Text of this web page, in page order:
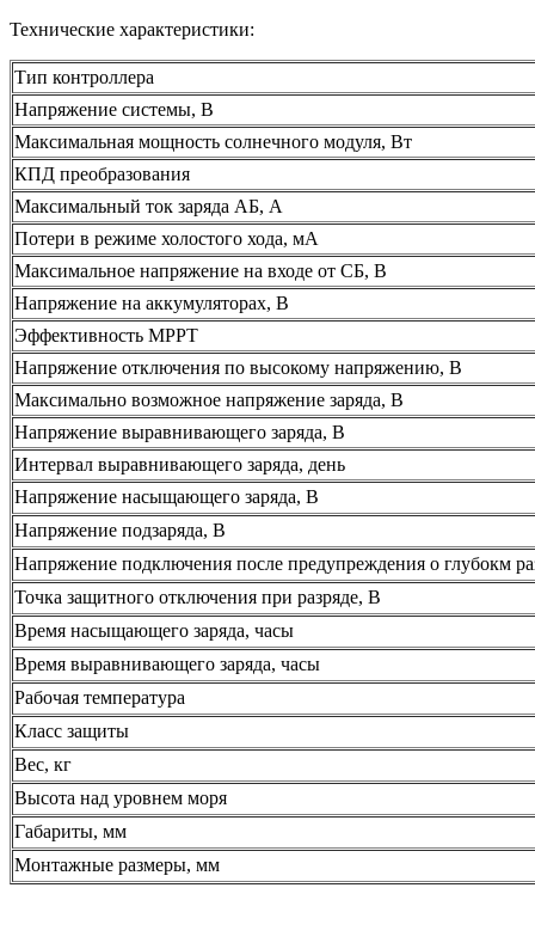
Технические характеристики:
Тип контроллера
Напряжение системы, В
Максимальная мощность солнечного модуля, Вт
КПД преобразования
Максимальный ток заряда АБ, А
Потери в режиме холостого хода, мА
Максимальное напряжение на входе от СБ, В
Напряжение на аккумуляторах, В
Эффективность MPPT
Напряжение отключения по высокому напряжению, В
Максимально возможное напряжение заряда, В
Напряжение выравнивающего заряда, В
Интервал выравнивающего заряда, день
Напряжение насыщающего заряда, В
Напряжение подзаряда, В
Напряжение подключения после предупреждения о глубокм
Точка защитного отключения при разряде, В
Время насыщающего заряда, часы
Время выравнивающего заряда, часы
Рабочая температура
Класс защиты
Вес, кг
Высота над уровнем моря
Габариты, мм
Монтажные размеры, мм